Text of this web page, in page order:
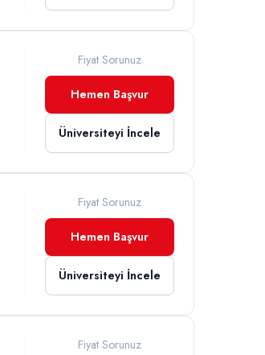
Fiyat Sorunuz
Hemen Başvur
Üniversiteyi İncele
Fiyat Sorunuz
Hemen Başvur
Üniversiteyi İncele
Fiyat Sorunuz